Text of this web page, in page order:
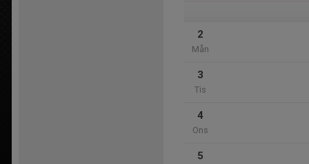
2
Mån
3
Tis
4
Ons
5